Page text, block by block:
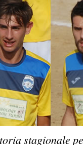
stagionale